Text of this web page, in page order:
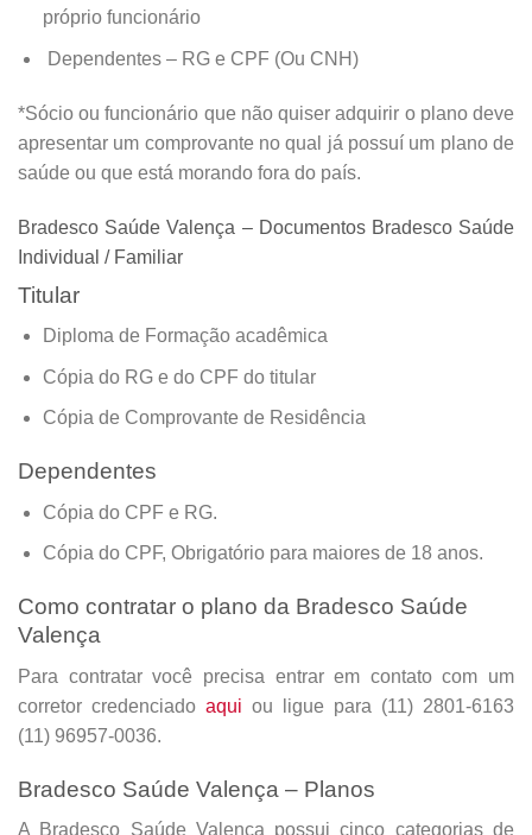
próprio funcionário
Dependentes – RG e CPF (Ou CNH)
*Sócio ou funcionário que não quiser adquirir o plano deve
apresentar um comprovante no qual já possuí um plano de
saúde ou que está morando fora do país.
Bradesco Saúde Valença – Documentos Bradesco Saúde
Individual / Familiar
Titular
Diploma de Formação acadêmica
Cópia do RG e do CPF do titular
Cópia de Comprovante de Residência
Dependentes
Cópia do CPF e RG.
Cópia do CPF, Obrigatório para maiores de 18 anos.
Como contratar o plano da Bradesco Saúde
Valença
Para contratar você precisa entrar em contato com um
corretor credenciado aqui ou ligue para (11) 2801-6163
(11) 96957-0036.
Bradesco Saúde Valença – Planos
A Bradesco Saúde Valença possui cinco categorias de